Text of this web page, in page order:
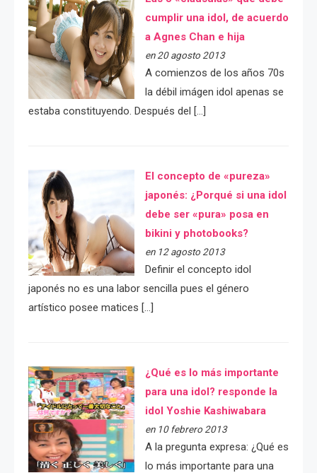
cumplir una idol, de acuerdo
a Agnes Chan e hija
en 20 agosto 2013
A comienzos de los años 70s
la débil imágen idol apenas se
estaba constituyendo. Después del […]
El concepto de «pureza»
japonés: ¿Porqué si una idol
debe ser «pura» posa en
bikini y photobooks?
en 12 agosto 2013
Definir el concepto idol
japonés no es una labor sencilla pues el género
artístico posee matices […]
¿Qué es lo más importante
para una idol? responde la
idol Yoshie Kashiwabara
en 10 febrero 2013
A la pregunta expresa: ¿Qué es
lo más importante para una